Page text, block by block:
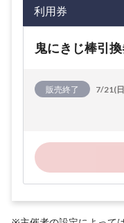
利用券
鬼にきじ棒引
販売終了 7/21(